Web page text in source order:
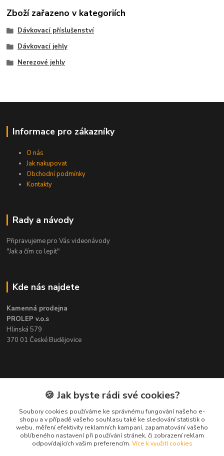
Zboží zařazeno v kategoriích
Dávkovací příslušenství
Dávkovací jehly
Nerezové jehly
Informace pro zákazníky
O nás
Jak nakupovat
Obchodní podmínky
Kontakty
Rady a návody
Připravujeme pro Vás videonávody
"Jak a čím co lepit"
Kde nás najdete
Kamenná prodejna
PROLEP v.o.s
Hlinská 579
370 01 České Budějovice
Kontakt
Pavel Šedivý
+420 602 148 895
Pracovní doba PO - PÁ: 8,00-16,30
🍪 Jak byste rádi své cookies?
Soubory cookies používáme ke správnému fungování našeho e-
shopu a v případě vašeho souhlasu také ke sledování statistik o
webu, měření efektivity reklamních kampaní, zapamatování vašeho
oblíbeného nastavení při používání stránek, či zobrazení reklam
odpovídajících vašim preferencím. Více k využití cookies